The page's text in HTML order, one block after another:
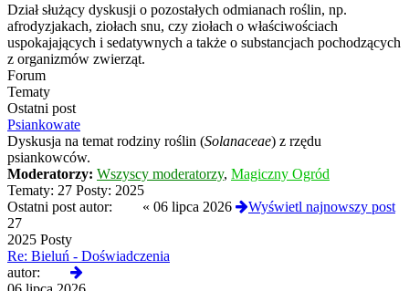
Dział służący dyskusji o pozostałych odmianach roślin, np.
afrodyzjakach, ziołach snu, czy ziołach o właściwościach
uspokajających i sedatywnych a także o substancjach pochodzących
z organizmów zwierząt.
Forum
Tematy
Ostatni post
Psiankowate
Dyskusja na temat rodziny roślin (Solanaceae) z rzędu
psiankowców.
Moderatorzy: Wszyscy moderatorzy, Magiczny Ogród
Tematy: 27 Posty: 2025
Ostatni post autor:
« 06 lipca 2026
Wyświetl najnowszy post
27
2025 Posty
Re: Bieluń - Doświadczenia
autor:
najnowszy